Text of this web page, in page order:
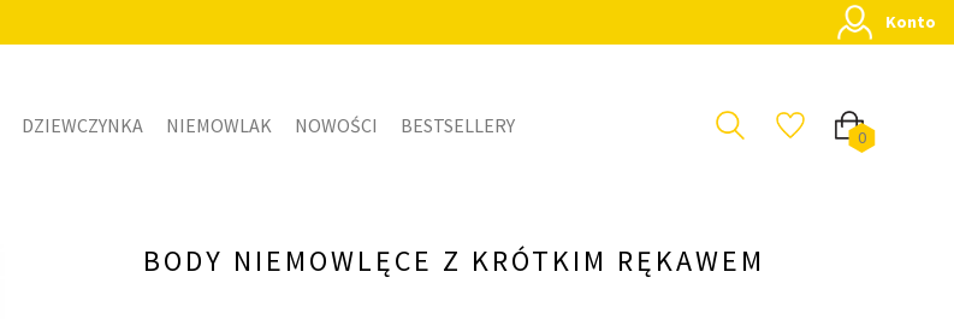
Konto
DZIEWCZYNKA NIEMOWLAK NOWOŚCI BESTSELLERY
0
BODY NIEMOWLĘCE Z KRÓTKIM RĘKAWEM